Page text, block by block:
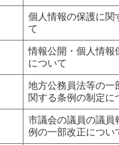
個人情報の保護に関
て
情報公開・個人情報
について
地方公務員法等の一
関する条例の制定に
市議会の議員の議員
例の一部改正につい